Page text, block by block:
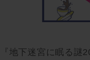
『地下迷宮に眠る謎